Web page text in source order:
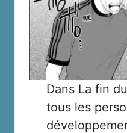
Dans La fin
tous les